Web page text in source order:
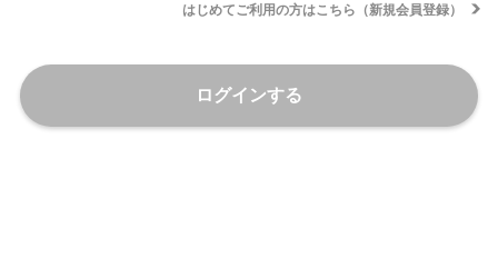
はじめてご利用の方はこちら（新規会員登録）
ログインする